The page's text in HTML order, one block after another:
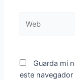
Guarda mi
este